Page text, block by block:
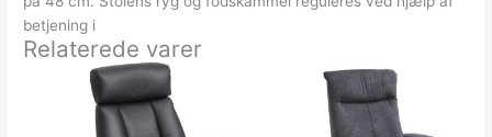
betjening i
Relaterede varer